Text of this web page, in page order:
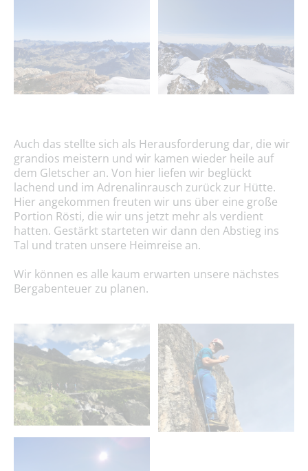
Auch das stellte sich als Herausforderung dar, die wir
grandios meistern und wir kamen wieder heile auf
dem Gletscher an. Von hier liefen wir beglückt
lachend und im Adrenalinrausch zurück zur Hütte.
Hier angekommen freuten wir uns über eine große
Portion Rösti, die wir uns jetzt mehr als verdient
hatten. Gestärkt starteten wir dann den Abstieg ins
Tal und traten unsere Heimreise an.
Wir können es alle kaum erwarten unsere nächstes
Bergabenteuer zu planen.